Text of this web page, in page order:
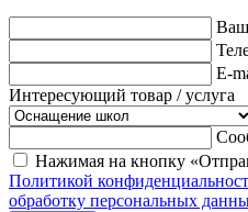
E-
Интересующий товар / услуга
Нажимая на кнопку
Политикой
обработку персональных